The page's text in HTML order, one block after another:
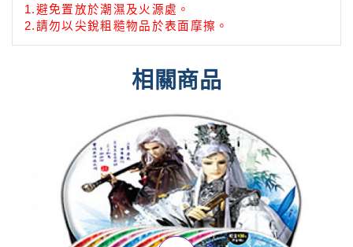
1.避免置放於潮濕及火源處 。
2.請勿以尖銳粗糙物品於表面摩擦。
相關商品